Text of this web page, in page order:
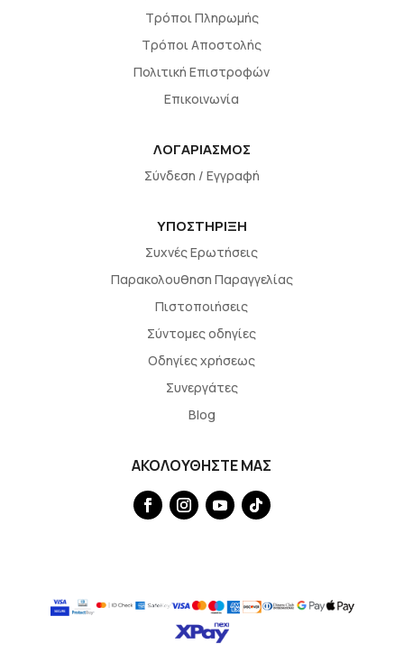
Τρόποι Πληρωμής
Τρόποι Αποστολής
Πολιτική Επιστροφών
Επικοινωνία
ΛΟΓΑΡΙΑΣΜΟΣ
Σύνδεση / Εγγραφή
ΥΠΟΣΤΗΡΙΞΗ
Συχνές Ερωτήσεις
Παρακολουθηση Παραγγελίας
Πιστοποιήσεις
Σύντομες οδηγίες
Οδηγίες χρήσεως
Συνεργάτες
Blog
ΑΚΟΛΟΥΘΗΣΤΕ ΜΑΣ